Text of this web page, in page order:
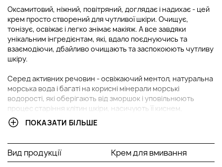
Оксамитовий, ніжний, повітряний, доглядає і надихає - цей
крем просто створений для чутливої шкіри. Очищує,
тонізує, освіжає і легко знімає макіяж. А все завдяки
унікальним інгредієнтам, які, вдало поєднуючись та
взаємодіючи, дбайливо очищають та заспокоюють чутливу
шкіру.
Серед активних речовин - освіжаючий ментол, натуральна
морська вода і багаті на корисні мінерали морські
водорості, які оберігають від зморшок і уповільнюють
процес старіння клітин шкіри, насичують її киснем,
захищаючи її від негативного впливу вільних радикалів, а
також зволожують і активно відновлюють структуру шкіри.
приємний легкий аромат.
Активні компоненти:
ПОКАЗАТИ БІЛЬШЕ
Вид продукції Крем для вмивання